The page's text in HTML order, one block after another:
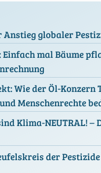
globaler
mal Bäume
Wie der Öl-Konzern
Menschenrechte
Klima-NEUTRAL! –
der